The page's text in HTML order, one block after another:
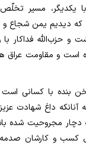
یکدیگر، مسیر
که دیدیم یمن شجاع
و حزب‌الله فداکار
است و مقاومت عراق
بنده با کسانی است
داغ شهادت عزیز
دچار مجروحیت شده
کسب و کارشان صدمه